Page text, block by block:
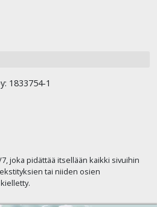
1833754-1
joka pidättää itsellään kaikki sivuihin
tai niiden osien